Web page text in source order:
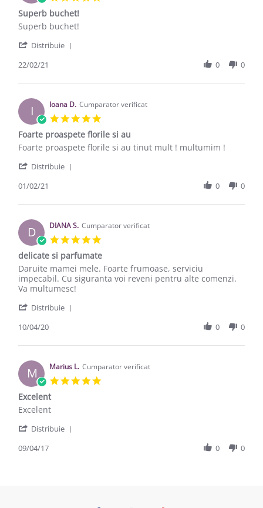
Superb buchet!
Review by Florentina D. on 22 Feb 2021
review stating Superb buchet!
Superb buchet!
Distribuie
22/02/21 0 0
I Ioana D. Cumparator verificat
Foarte proaspete florile si au
Review by Ioana D. on 1 Feb 2021
review stating Foarte proaspete florile si au
Foarte proaspete florile si au tinut mult ! multumim !
Distribuie
01/02/21 0 0
D DIANA S. Cumparator verificat
delicate si parfumate
Review by DIANA S. on 10 Apr 2020
review stating delicate si parfumate
Daruite mamei mele. Foarte frumoase, serviciu
impecabil. Cu siguranta voi reveni pentru alte comenzi.
Va multumesc!
Distribuie
10/04/20 0 0
M Marius L. Cumparator verificat
Excelent
Review by Marius L. on 9 Apr 2017
review stating Excelent
Excelent
Distribuie
09/04/17 0 0